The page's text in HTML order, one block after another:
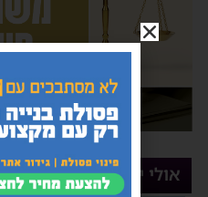
אולי יעניין אותך